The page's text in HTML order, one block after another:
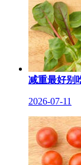
减重最好别
2026-07-11